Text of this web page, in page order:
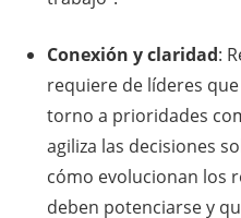
Conexión y claridad:
requiere de líderes
torno a prioridades
agiliza las decisiones
cómo evolucionan los
deben potenciarse y